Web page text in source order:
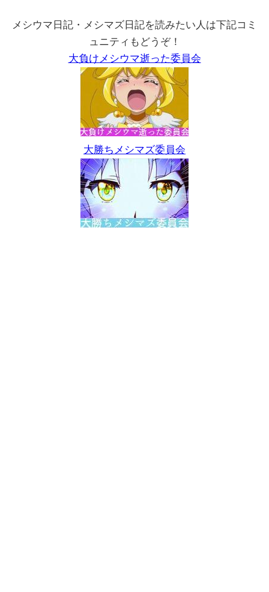
メシウマ日記・メシマズ日記を読みたい人は下記コミ
ュニティもどうぞ！
大負けメシウマ逝った委員会
大勝ちメシマズ委員会